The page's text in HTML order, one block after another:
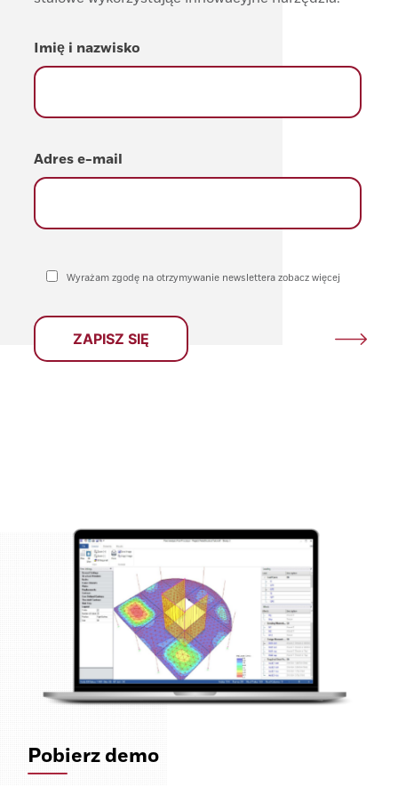
Imię i nazwisko
Adres e-mail
Wyrażam zgodę na otrzymywanie newslettera zobacz więcej
Pobierz demo